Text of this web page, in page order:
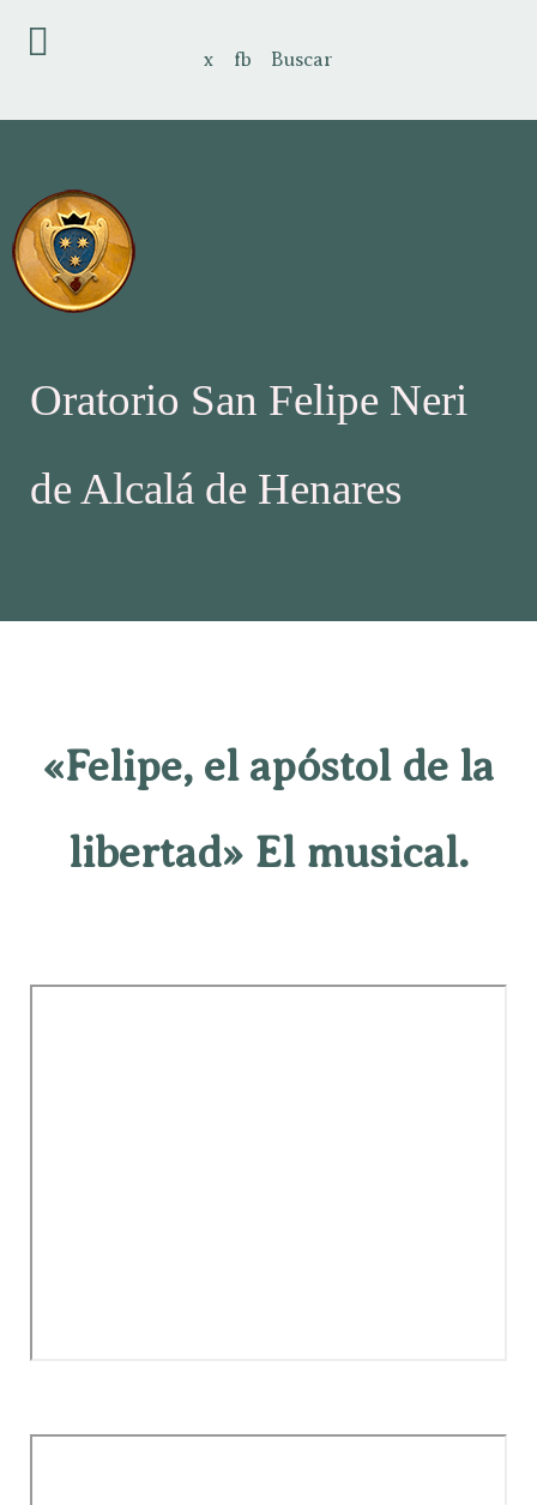
x fb Buscar
Oratorio San Felipe Neri
de Alcalá de Henares
«Felipe, el apóstol de la
libertad» El musical.